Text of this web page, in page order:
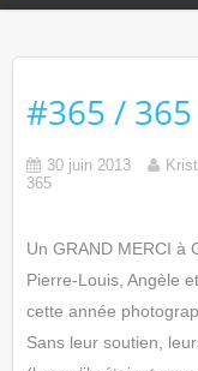
#365 /
30 juin 2013
365
Un GRAND MERCI à
Pierre-Louis, Angèle
cette année
Sans leur soutien,